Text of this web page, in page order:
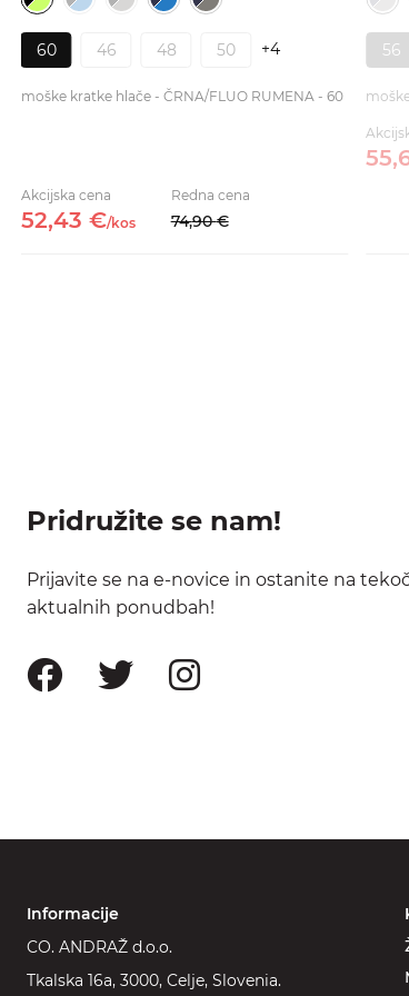
60 46 48 50 +4
moške kratke hlače - ČRNA/FLUO RUMENA - 60
Akcijska cena
52,43 €/kos
Redna cena
74,90 €
56
55,
Pridružite se nam!
Prijavite se na e-novice in ostanite na
aktualnih ponudbah!
Informacije
CO. ANDRAŽ d.o.o.
Tkalska 16a, 3000, Celje, Slovenia.